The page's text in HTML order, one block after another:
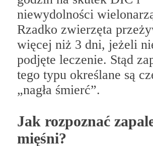
niewydolności
Rzadko zwierzęta
więcej niż 3 dni, jeżeli
podjęte leczenie. Stąd
tego typu określane są
„nagła śmierć”.
Jak rozpoznać
mięśni?